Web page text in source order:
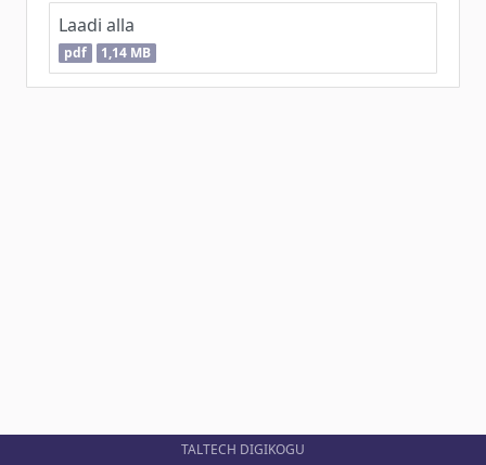
Laadi alla
pdf 1,14 MB
TALTECH DIGIKOGU